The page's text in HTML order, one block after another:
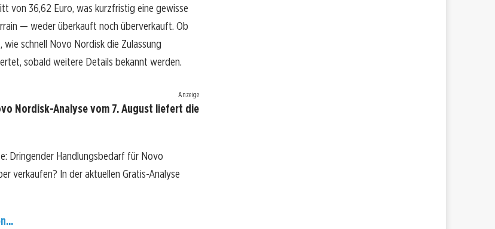
von 36,62 Euro, was kurzfristig eine gewisse
— weder überkauft noch überverkauft. Ob
schnell Novo Nordisk die Zulassung
sobald weitere Details bekannt werden.
Anzeige
Nordisk-Analyse vom 7. August liefert die
Dringender Handlungsbedarf für Novo
verkaufen? In der aktuellen Gratis-Analyse